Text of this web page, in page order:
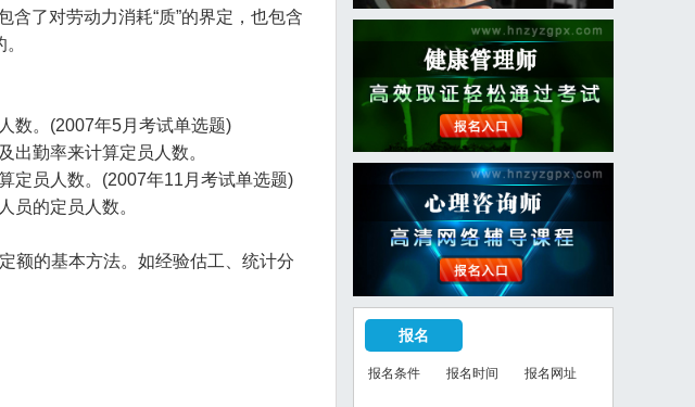
了对劳动力消耗“质”的界定，也包含
。(2007年5月考试单选题)
勤率来计算定员人数。
员人数。(2007年11月考试单选题)
的定员人数。
的基本方法。如经验估工、统计分
报名
报名条件 报名时间 报名网址